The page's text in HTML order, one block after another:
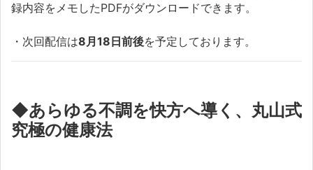
録内容をメモしたPDFがダウンロードできます。
・次回配信は8月18日前後を予定しております。
◆あらゆる不調を快方へ導く、丸山式
究極の健康法